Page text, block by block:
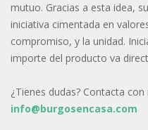
mutuo. Gracias a esta idea,
iniciativa cimentada en
compromiso, y la unidad.
importe del producto va
¿Tienes dudas? Contacta
info@burgosencasa.com